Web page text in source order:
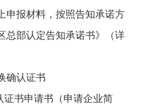
报材料，按照告知承诺方
总部认定告知承诺书》（详
确认证书
证书申请书（申请企业简